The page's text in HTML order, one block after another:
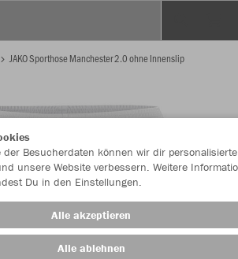
JAKO Sporthose Manchester 2.0 ohne Innenslip
der Besucherdaten können wir dir personalisierte
unsere Website verbessern. Weitere
Du in den Einstellungen.
Alle akzeptieren
Alle ablehnen